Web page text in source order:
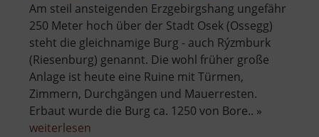
Am steil ansteigenden Erzgebirgshang ungefähr
250 Meter hoch über der Stadt Osek (Ossegg)
steht die gleichnamige Burg - auch Rýzmburk
(Riesenburg) genannt. Die wohl früher große
Anlage ist heute eine Ruine mit Türmen,
Zimmern, Durchgängen und Mauerresten.
Erbaut wurde die Burg ca. 1250 von Bore.. »
weiterlesen